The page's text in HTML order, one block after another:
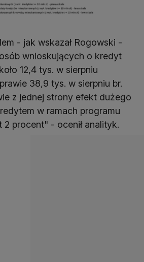
- jak wskazał Rogowski -
wnioskujących o kredyt
12,4 tys. w sierpniu
38,9 tys. w sierpniu br.
z jednej strony efekt dużego
w ramach programu